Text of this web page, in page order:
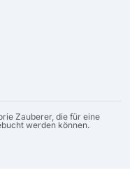
Zauberer, die für eine
werden können.